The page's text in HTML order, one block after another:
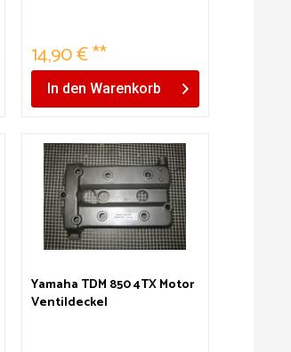
14,90 € **
In den Warenkorb
Yamaha TDM 850 4TX Motor
Ventildeckel